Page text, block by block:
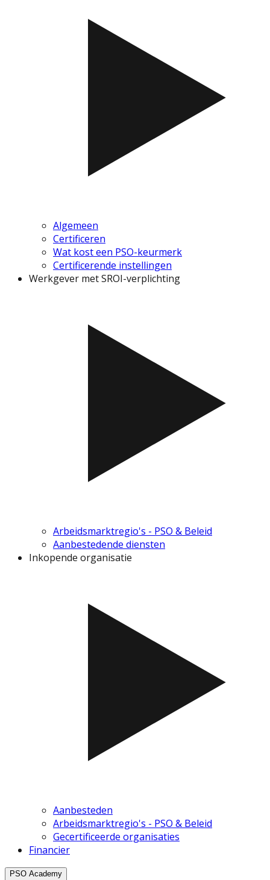
Algemeen
Certificeren
Wat kost een PSO-keurmerk
Certificerende instellingen
Werkgever met SROI-verplichting
Arbeidsmarktregio's - PSO & Beleid
Aanbestedende diensten
Inkopende organisatie
Aanbesteden
Arbeidsmarktregio's - PSO & Beleid
Gecertificeerde organisaties
Financier
PSO Academy